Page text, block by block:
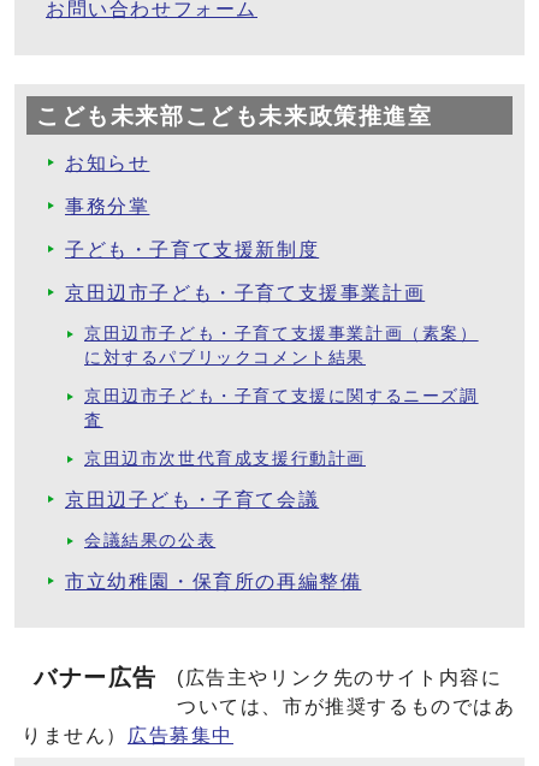
お問い合わせフォーム
こども未来部こども未来政策推進室
お知らせ
事務分掌
子ども・子育て支援新制度
京田辺市子ども・子育て支援事業計画
京田辺市子ども・子育て支援事業計画（素案）
に対するパブリックコメント結果
京田辺市子ども・子育て支援に関するニーズ調
査
京田辺市次世代育成支援行動計画
京田辺子ども・子育て会議
会議結果の公表
市立幼稚園・保育所の再編整備
バナー広告
(広告主やリンク先のサイト内容に
ついては、市が推奨するものではあ
りません）
広告募集中